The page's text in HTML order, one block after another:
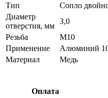
Тип
Сопло
Диаметр
отверстия, мм
3,0
Резьба
М10
Применение
Алюминий
Материал
Медь
Оплата